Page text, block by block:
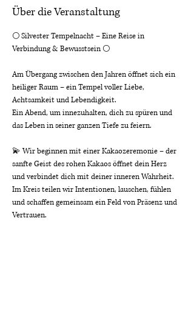
Über die Veranstaltung
🌕 Silvester Tempelnacht – Eine Reise in
Verbindung & Bewusstsein 🌕
Am Übergang zwischen den Jahren öffnet sich ein
heiliger Raum – ein Tempel voller Liebe,
Achtsamkeit und Lebendigkeit.
Ein Abend, um innezuhalten, dich zu spüren und
das Leben in seiner ganzen Tiefe zu feiern.
💫 Wir beginnen mit einer Kakaozeremonie – der
sanfte Geist des rohen Kakaos öffnet dein Herz
und verbindet dich mit deiner inneren Wahrheit.
Im Kreis teilen wir Intentionen, lauschen, fühlen
und schaffen gemeinsam ein Feld von Präsenz und
Vertrauen.